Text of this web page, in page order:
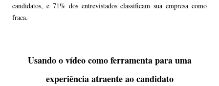
candidatos, e 71% dos entrevistados classificam sua empresa como
fraca.
Usando o vídeo como ferramenta para uma
experiência atraente ao candidato